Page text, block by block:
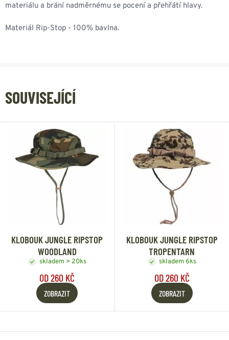
materiálu a brání nadměrnému se pocení a přehřátí hlavy.
Materiál Rip-Stop - 100% bavlna.
SOUVISEJÍCÍ
KLOBOUK JUNGLE RIPSTOP
WOODLAND
skladem > 20ks
OD 260 KČ
ZOBRAZIT
KLOBOUK JUNGLE RIPSTOP
TROPENTARN
skladem 6ks
OD 260 KČ
ZOBRAZIT